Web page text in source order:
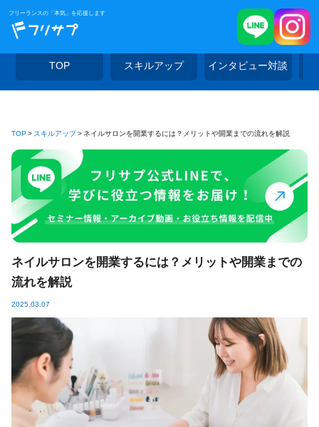
フリーランスの「本気」を応援します
TOP スキルアップ インタビュー対談
TOP スキルアップ ネイルサロンを開業するには？メリットや開業までの流れを解説
ネイルサロンを開業するには？メリットや開業までの
流れを解説
2025.03.07